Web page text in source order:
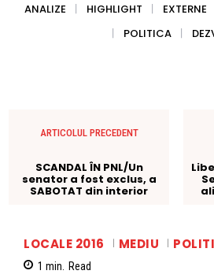
ANALIZE HIGHLIGHT EXTERNE
POLITICA
ARTICOLUL PRECEDENT
SCANDAL ÎN PNL/Un
senator a fost exclus, a
SABOTAT din interior